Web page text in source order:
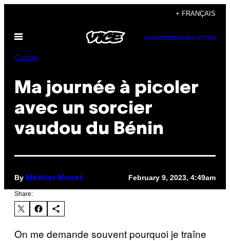
content
+ FRANÇAIS
Open
SUBSCRIBENEWSLETTER
Culture
Ma journée à picoler
avec un sorcier
vaudou du Bénin
By Mathias Monet February 9, 2023, 4:49am
Share:
On me demande souvent pourquoi je traîne